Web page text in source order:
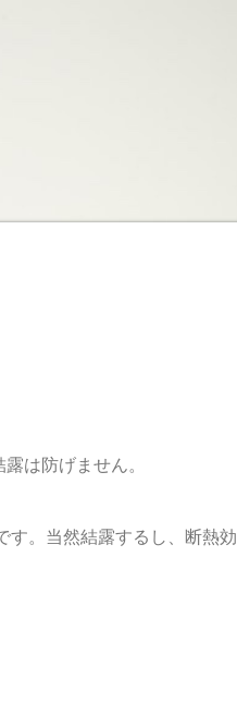
は防げません。
す。当然結露するし、断熱効